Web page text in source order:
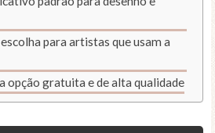
para artistas que usam a
opção gratuita e de alta qualidade